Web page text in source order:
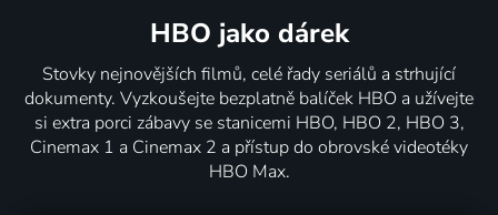
HBO jako dárek
Stovky nejnovějších filmů, celé řady seriálů a strhující
dokumenty. Vyzkoušejte bezplatně balíček HBO a užívejte
si extra porci zábavy se stanicemi HBO, HBO 2, HBO 3,
Cinemax 1 a Cinemax 2 a přístup do obrovské videotéky
HBO Max.